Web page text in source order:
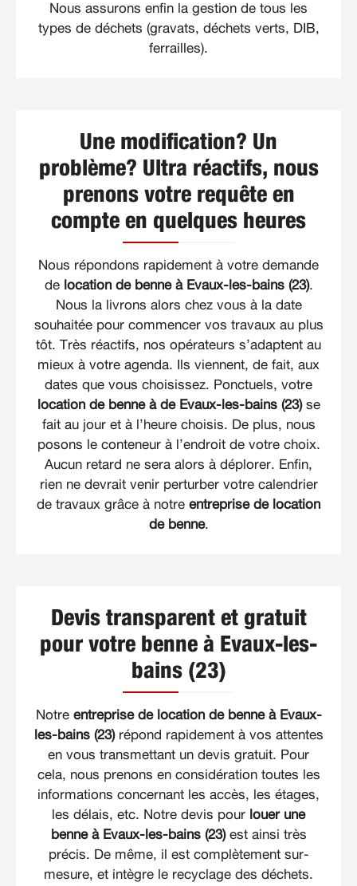
Nous assurons enfin la gestion de tous les
types de déchets (gravats, déchets verts, DIB,
ferrailles).
Une modification? Un
problème? Ultra réactifs, nous
prenons votre requête en
compte en quelques heures
Nous répondons rapidement à votre demande
de location de benne à Evaux-les-bains (23).
Nous la livrons alors chez vous à la date
souhaitée pour commencer vos travaux au plus
tôt. Très réactifs, nos opérateurs s’adaptent au
mieux à votre agenda. Ils viennent, de fait, aux
dates que vous choisissez. Ponctuels, votre
location de benne à de Evaux-les-bains (23)se
fait au jour et à l’heure choisis. De plus, nous
posons le conteneur à l’endroit de votre choix.
Aucun retard ne sera alors à déplorer. Enfin,
rien ne devrait venir perturber votre calendrier
de travaux grâce à notre entreprise de location
de benne.
Devis transparent et gratuit
pour votre benne à Evaux-les-
bains (23)
Notre entreprise de location de benne à Evaux-
les-bains (23)répond rapidement à vos attentes
en vous transmettant un devis gratuit. Pour
cela, nous prenons en considération toutes les
informations concernant les accès, les étages,
les délais, etc. Notre devis pour louer une
benne à Evaux-les-bains (23)est ainsi très
précis. De même, il est complètement sur-
mesure, et intègre le recyclage des déchets.